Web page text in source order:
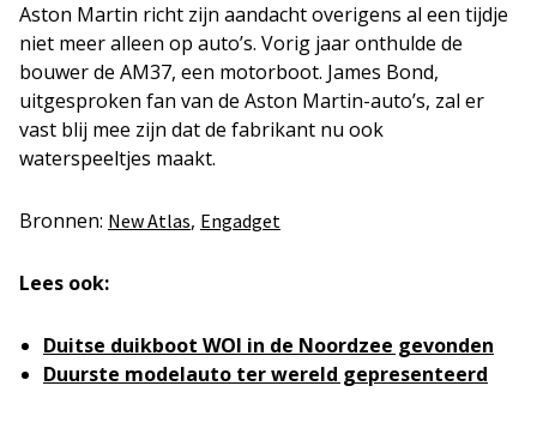
Aston Martin richt zijn aandacht overigens al een tijdje
niet meer alleen op auto’s. Vorig jaar onthulde de
bouwer de AM37, een motorboot. James Bond,
uitgesproken fan van de Aston Martin-auto’s, zal er
vast blij mee zijn dat de fabrikant nu ook
waterspeeltjes maakt.
Bronnen: New Atlas, Engadget
Lees ook:
Duitse duikboot WOI in de Noordzee gevonden
Duurste modelauto ter wereld gepresenteerd